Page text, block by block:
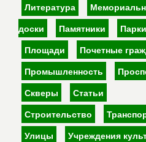
Литература
доски
Памятники
Парки
Площади
Почетные
Промышленность
Скверы
Статьи
Строительство
Улицы
Учреждения